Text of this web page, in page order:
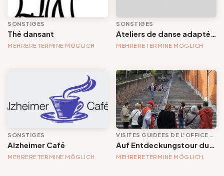
Großes Ereignis
Markt / Flohmarkt / Trödelmarkt
Praktikum, Kurs, Ausbildung und Workshop
Visite / Découverte / Patrimoine
Sport
Dates
SONSTIGES
Thé dansant
MEHRERE TERMINE MÖGLICH
SONSTIGES
MEHRERE TERMINE MÖGLICH
SONSTIGES
Alzheimer Café
MEHRERE TERMINE MÖGLICH MEHRERE TERMINE MÖGLICH